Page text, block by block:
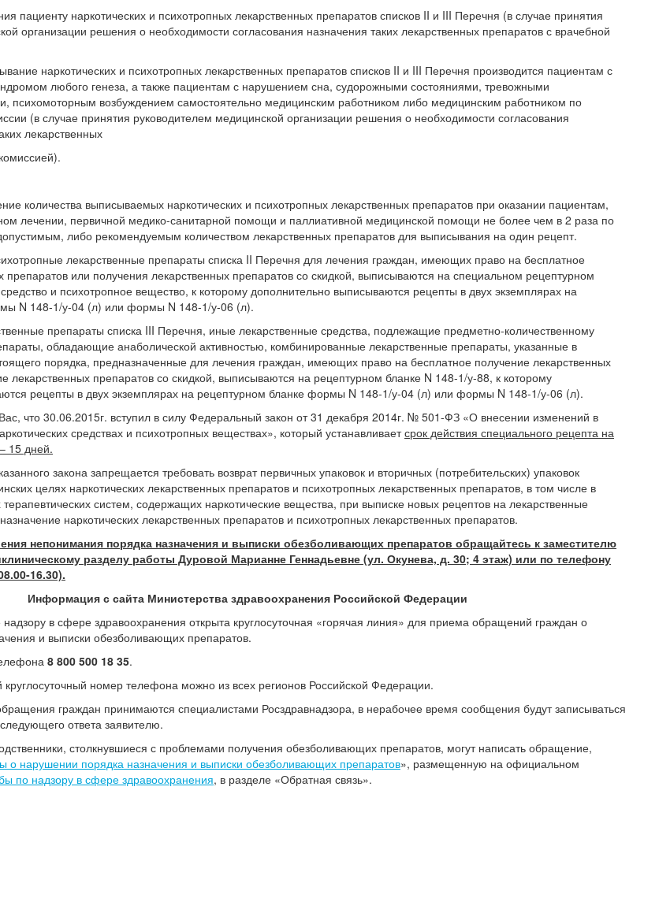
пациенту наркотических и психотропных лекарственных препаратов списков II и III Перечня (в случае принятия
организации решения о необходимости согласования назначения таких лекарственных препаратов с врачебной
наркотических и психотропных лекарственных препаратов списков II и III Перечня производится пациентам с
любого генеза, а также пациентам с нарушением сна, судорожными состояниями, тревожными
психомоторным возбуждением самостоятельно медицинским работником либо медицинским работником по
(в случае принятия руководителем медицинской организации решения о необходимости согласования
лекарственных
количества выписываемых наркотических и психотропных лекарственных препаратов при оказании пациентам,
лечении, первичной медико-санитарной помощи и паллиативной медицинской помощи не более чем в 2 раза по
либо рекомендуемым количеством лекарственных препаратов для выписывания на один рецепт.
лекарственные препараты списка II Перечня для лечения граждан, имеющих право на бесплатное
препаратов или получения лекарственных препаратов со скидкой, выписываются на специальном рецептурном
и психотропное вещество, к которому дополнительно выписываются рецепты в двух экземплярах на
N 148-1/у-04 (л) или формы N 148-1/у-06 (л).
препараты списка III Перечня, иные лекарственные средства, подлежащие предметно-количественному
обладающие анаболической активностью, комбинированные лекарственные препараты, указанные в
порядка, предназначенные для лечения граждан, имеющих право на бесплатное получение лекарственных
лекарственных препаратов со скидкой, выписываются на рецептурном бланке N 148-1/у-88, к которому
рецепты в двух экземплярах на рецептурном бланке формы N 148-1/у-04 (л) или формы N 148-1/у-06 (л).
что 30.06.2015г. вступил в силу Федеральный закон от 31 декабря 2014г. № 501-ФЗ «О внесении изменений в
средствах и психотропных веществах», который устанавливаетсрок действия специального рецепта на
15 дней.
закона запрещается требовать возврат первичных упаковок и вторичных (потребительских) упаковок
целях наркотических лекарственных препаратов и психотропных лекарственных препаратов, в том числе в
систем, содержащих наркотические вещества, при выписке новых рецептов на лекарственные
наркотических лекарственных препаратов и психотропных лекарственных препаратов.
непонимания порядка назначения и выписки обезболивающих препаратов обращайтесь к заместителю
разделу работы Дуровой Марианне Геннадьевне (ул. Окунева, д. 30; 4 этаж) или по телефону
16.30).
Информация с сайта Министерства здравоохранения Российской Федерации
в сфере здравоохранения открыта круглосуточная «горячая линия» для приема обращений граждан о
и выписки обезболивающих препаратов.
8 800 500 18 35.
круглосуточный номер телефона можно из всех регионов Российской Федерации.
граждан принимаются специалистами Росздравнадзора, в нерабочее время сообщения будут записываться
ответа заявителю.
столкнувшиеся с проблемами получения обезболивающих препаратов, могут написать обращение,
о нарушении порядка назначения и выписки обезболивающих препаратов», размещенную на официальном
по надзору в сфере здравоохранения, в разделе «Обратная связь».